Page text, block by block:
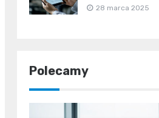
28 marca 2025
Polecamy